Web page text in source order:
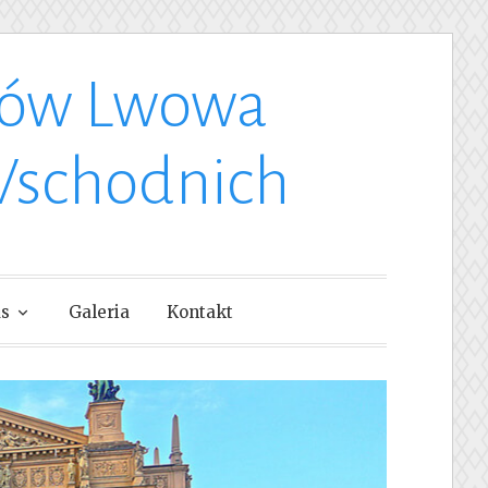
Lwowa
Galeria Kontakt